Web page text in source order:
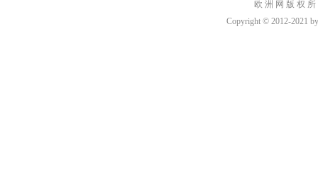
欧 洲 网 版 权
Copyright © 2012-2021